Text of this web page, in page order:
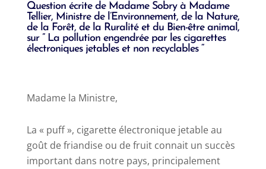
Question écrite de Madame Sobry à Madame
Tellier, Ministre de l’Environnement, de la Nature,
de la Forêt, de la Ruralité et du Bien-être animal,
sur ” La pollution engendrée par les cigarettes
électroniques jetables et non recyclables “
Madame la Ministre,
La « puff », cigarette électronique jetable au
goût de friandise ou de fruit connait un succès
important dans notre pays, principalement